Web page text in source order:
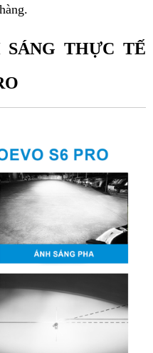
THỰC TẾ